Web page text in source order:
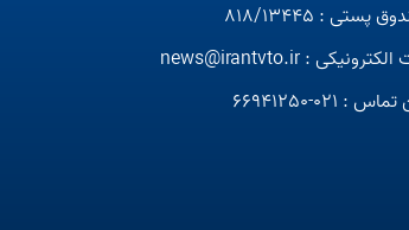
پستی : 818/13445
:
news@irantvto.ir
تماس : 021-66941250